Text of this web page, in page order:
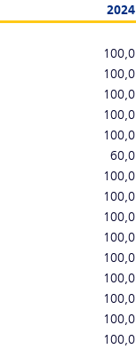
2024
100,0
100,0
100,0
100,0
100,0
60,0
100,0
100,0
100,0
100,0
100,0
100,0
100,0
100,0
100,0